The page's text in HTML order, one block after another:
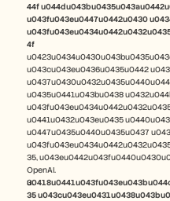
44f
u043fu043eu0447u0442u0430
4f
u043cu043eu0436u0435u0442
u0435u0441u043bu0438
u0441u0432u043eu0435
u0447u0435u0440u0435u0437
35,
OpenAI.
35